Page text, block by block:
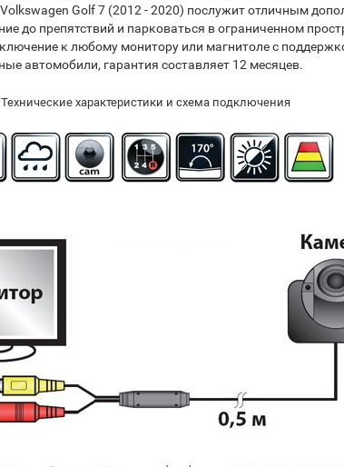
Golf 7 (2012 - 2020) послужит отличным
до препятствий и парковаться в ограниченном
к любому монитору или магнитоле с
автомобили, гарантия составляет 12 месяцев.
Технические характеристики и схема подключения